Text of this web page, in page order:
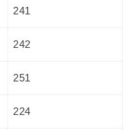
241
242
251
224